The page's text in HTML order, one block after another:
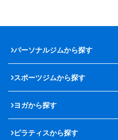
パーソナルジムから探す
スポーツジムから探す
ヨガから探す
ピラティスから探す